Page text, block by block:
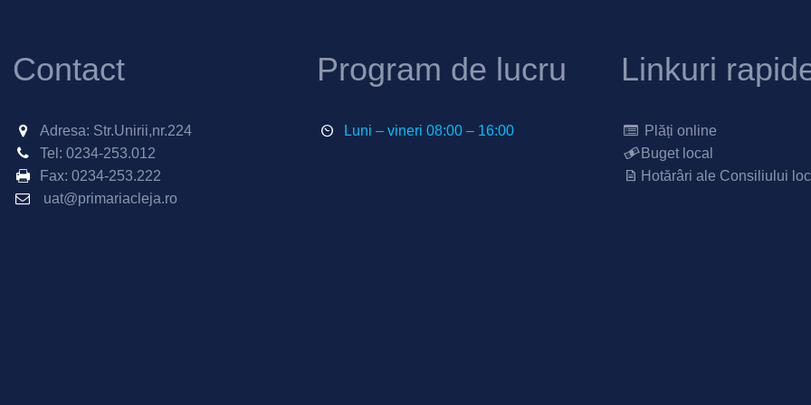
Contact
Adresa: Str.Unirii,nr.224
Tel: 0234-253.012
Fax: 0234-253.222
uat@primariacleja.ro
Program de lucru
Luni – vineri 08:00 – 16:00
Linkuri
Plăți online
Buget local
Hotărâri ale Consiliului